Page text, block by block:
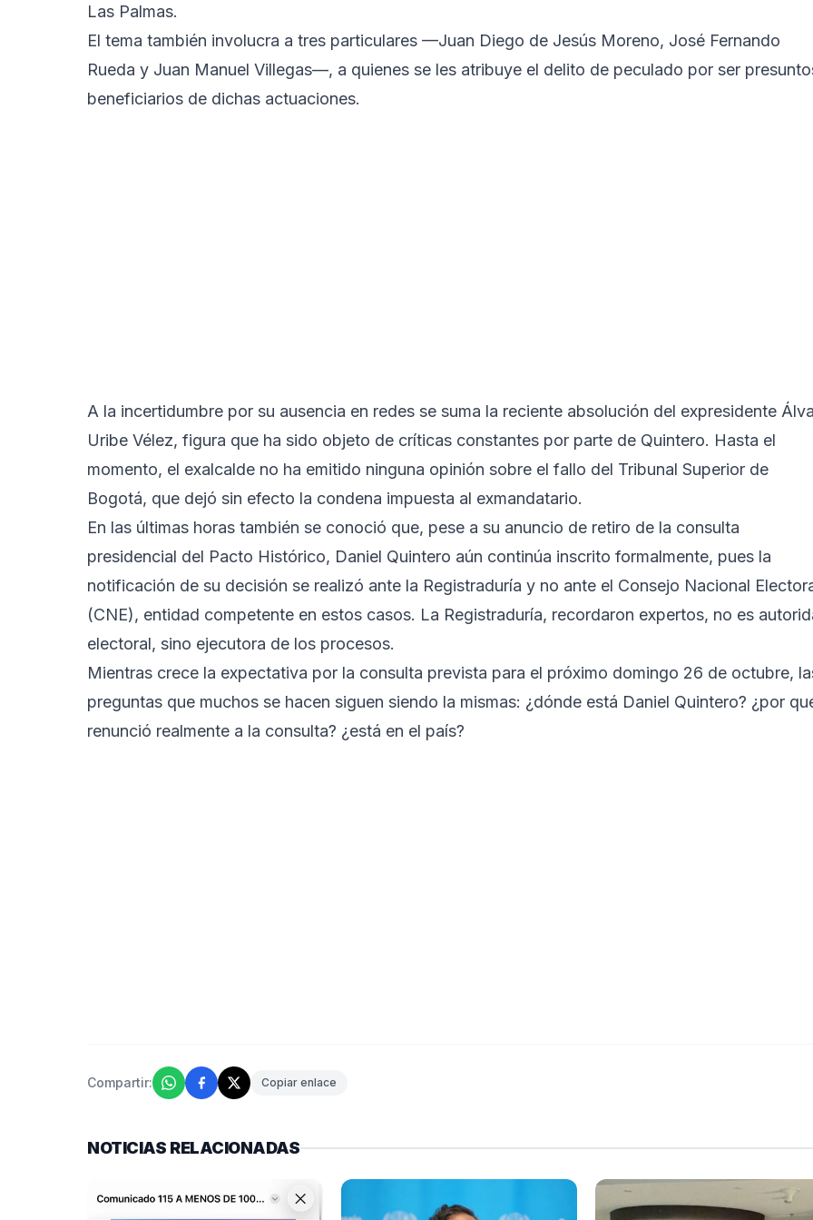
Las Palmas.
El tema también involucra a tres particulares —Juan Diego de Jesús Moreno, José Fernando
Rueda y Juan Manuel Villegas—, a quienes se les atribuye el delito de peculado por ser
beneficiarios de dichas actuaciones.
A la incertidumbre por su ausencia en redes se suma la reciente absolución del expresidente
Uribe Vélez, figura que ha sido objeto de críticas constantes por parte de Quintero. Hasta el
momento, el exalcalde no ha emitido ninguna opinión sobre el fallo del Tribunal Superior de
Bogotá, que dejó sin efecto la condena impuesta al exmandatario.
En las últimas horas también se conoció que, pese a su anuncio de retiro de la consulta
presidencial del Pacto Histórico, Daniel Quintero aún continúa inscrito formalmente, pues la
notificación de su decisión se realizó ante la Registraduría y no ante el Consejo Nacional
(CNE), entidad competente en estos casos. La Registraduría, recordaron expertos, no es
electoral, sino ejecutora de los procesos.
Mientras crece la expectativa por la consulta prevista para el próximo domingo 26 de octubre,
preguntas que muchos se hacen siguen siendo la mismas: ¿dónde está Daniel Quintero? ¿por
renunció realmente a la consulta? ¿está en el país?
Compartir: Copiar enlace
NOTICIAS RELACIONADAS